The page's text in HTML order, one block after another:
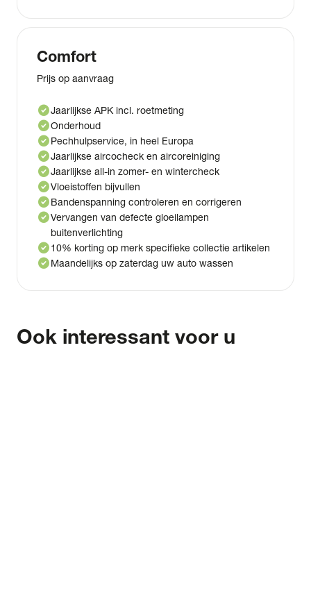
Comfort
Prijs op aanvraag
check_circleJaarlijkse APK incl. roetmeting
check_circleOnderhoud
check_circlePechhulpservice, in heel Europa
check_circleJaarlijkse aircocheck en aircoreiniging
check_circleJaarlijkse all-in zomer- en wintercheck
check_circleVloeistoffen bijvullen
check_circleBandenspanning controleren en corrigeren
check_circleVervangen van defecte gloeilampen
buitenverlichting
check_circle10% korting op merk specifieke collectie artikelen
check_circleMaandelijks op zaterdag uw auto wassen
Ook interessant voor u